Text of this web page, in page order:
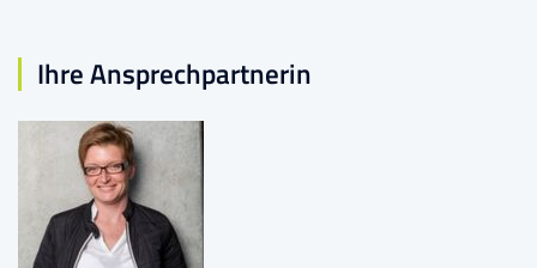
Ihre Ansprechpartnerin